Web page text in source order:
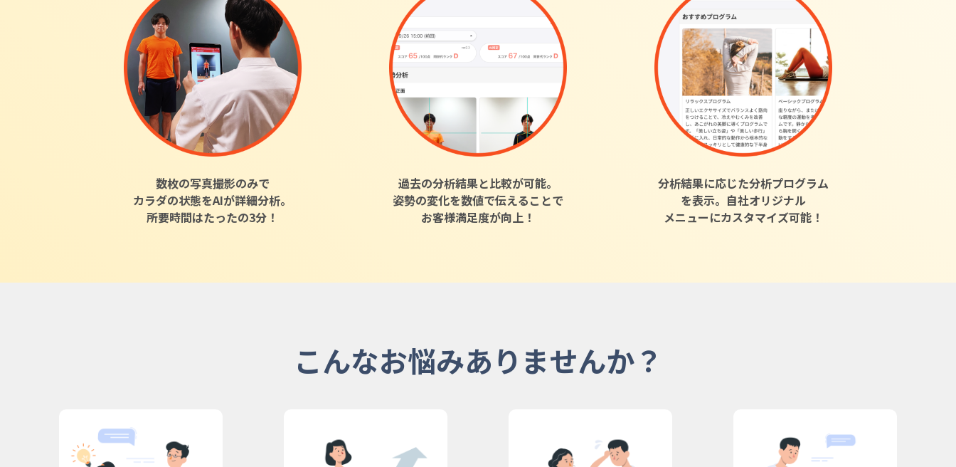
数枚の写真撮影のみで
カラダの状態をAIが詳細分析。
所要時間はたったの3分！
過去の分析結果と比較が可能。
姿勢の変化を数値で伝えることで
お客様満足度が向上！
分析結果に応じた分析プログラム
を表示。自社オリジナル
メニューにカスタマイズ可能！
こんなお悩みありませんか？